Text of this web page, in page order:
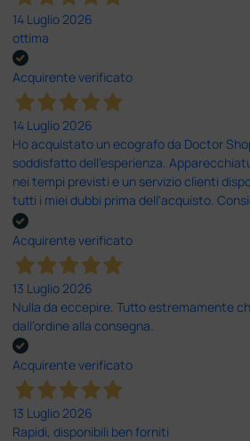
14 Luglio 2026
ottima
Acquirente verificato
14 Luglio 2026
Ho acquistato un ecografo da Doctor
soddisfatto dell'esperienza.
nei tempi previsti e un servizio clienti
tutti i miei dubbi prima dell'acquisto.
Acquirente verificato
13 Luglio 2026
Nulla da eccepire. Tutto estremamente
dall’ordine alla consegna.
Acquirente verificato
13 Luglio 2026
Rapidi, disponibili ben forniti